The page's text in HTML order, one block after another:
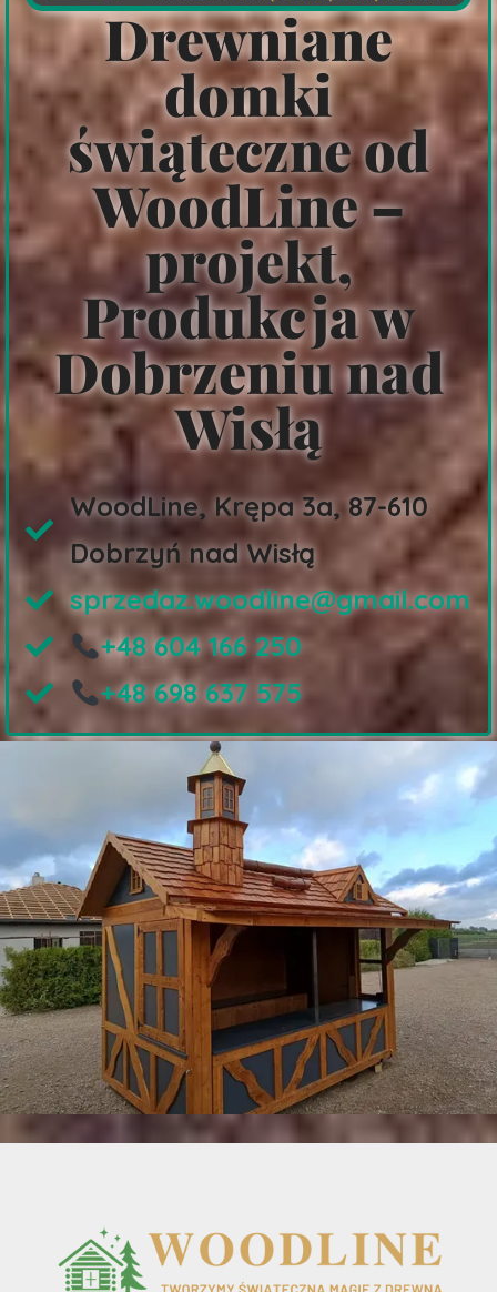
Drewniane
domki
świąteczne od
WoodLine –
projekt,
Produkcja w
Dobrzeniu nad
Wisłą
WoodLine, Krępa 3a, 87-610
Dobrzyń nad Wisłą
sprzedaz.woodline@gmail.com
+48 604 166 250
+48 698 637 575